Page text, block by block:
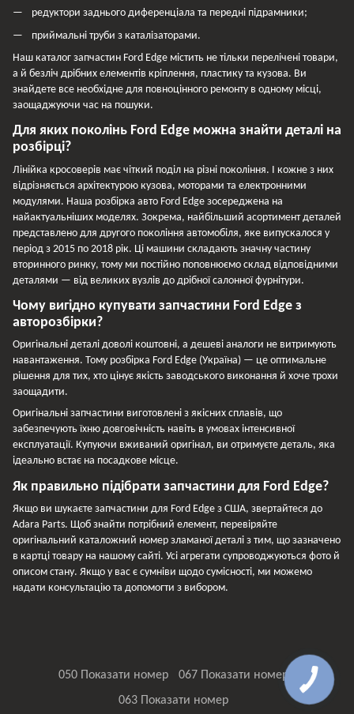
редуктори заднього диференціала та передні підрамники;
приймальні труби з каталізаторами.
Наш каталог запчастин Ford Edge містить не тільки перелічені товари,
а й безліч дрібних елементів кріплення, пластику та кузова. Ви
знайдете все необхідне для повноцінного ремонту в одному місці,
заощаджуючи час на пошуки.
Для яких поколінь Ford Edge можна знайти деталі на
розбірці?
Лінійка кросоверів має чіткий поділ на різні покоління. І кожне з них
відрізняється архітектурою кузова, моторами та електронними
модулями. Наша розбірка авто Ford Edge зосереджена на
найактуальніших моделях. Зокрема, найбільший асортимент деталей
представлено для другого покоління автомобіля, яке випускалося у
період з 2015 по 2018 рік. Ці машини складають значну частину
вторинного ринку, тому ми постійно поповнюємо склад відповідними
деталями — від великих вузлів до дрібної салонної фурнітури.
Чому вигідно купувати запчастини Ford Edge з
авторозбірки?
Оригінальні деталі доволі коштовні, а дешеві аналоги не витримують
навантаження. Тому розбірка Ford Edge (Україна) — це оптимальне
рішення для тих, хто цінує якість заводського виконання й хоче трохи
заощадити.
Оригінальні запчастини виготовлені з якісних сплавів, що
забезпечують їхню довговічність навіть в умовах інтенсивної
експлуатації. Купуючи вживаний оригінал, ви отримуєте деталь, яка
ідеально встає на посадкове місце.
Як правильно підібрати запчастини для Ford Edge?
Якщо ви шукаєте запчастини для Ford Edge з США, звертайтеся до
Adara Parts. Щоб знайти потрібний елемент, перевіряйте
оригінальний каталожний номер зламаної деталі з тим, що зазначено
в картці товару на нашому сайті. Усі агрегати супроводжуються фото й
описом стану. Якщо у вас є сумніви щодо сумісності, ми можемо
надати консультацію та допомогти з вибором.
050 Показати номер
067 Показати номер
063 Показати номер